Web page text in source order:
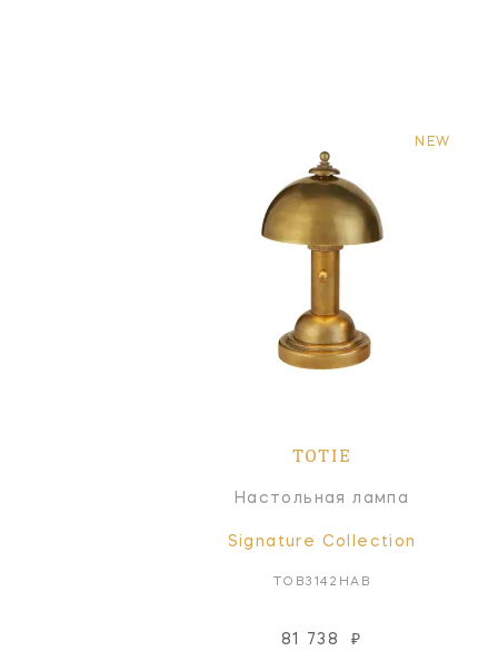
NEW
TOTIE
Настольная лампа
Signature Collection
TOB3142HAB
81 738 ₽